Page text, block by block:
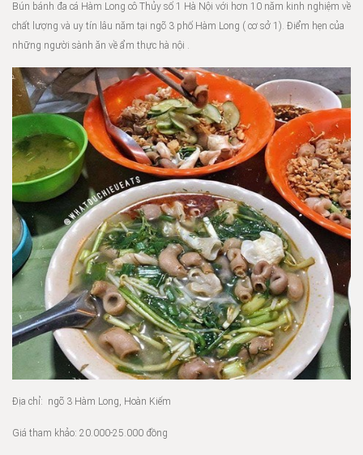
Bún bánh đa cá Hàm Long cô Thủy số 1 Hà Nội với hơn 10 năm kinh nghiệm về
chất lượng và uy tín lâu năm tại ngõ 3 phố Hàm Long ( cơ sở 1). Điểm hẹn của
những người sành ăn về ẩm thực hà nội .
Địa chỉ: ngõ 3 Hàm Long, Hoàn Kiếm
Giá tham khảo: 20.000-25.000 đồng